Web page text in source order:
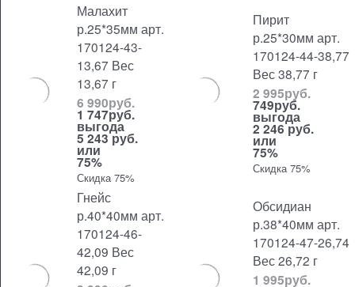
Малахит
р.25*35мм арт.
170124-43-
13,67 Вес
13,67 г
6 990руб.
1 747руб.
выгода
5 243 руб.
или
75%
Скидка 75%
Пирит
р.25*30мм арт.
170124-44-38,77
Вес 38,77 г
2 995руб.
749руб.
выгода
2 246 руб.
или
75%
Скидка 75%
Гнейс
р.40*40мм арт.
170124-46-
42,09 Вес
42,09 г
Обсидиан
р.38*40мм арт.
170124-47-26,74
Вес 26,72 г
1 995руб.